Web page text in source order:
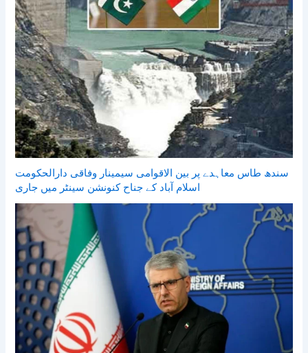
سندھ طاس معاہدے پر بین الاقوامی سیمینار وفاقی دارالحکومت
اسلام آباد کے جناح کنونشن سینٹر میں جاری